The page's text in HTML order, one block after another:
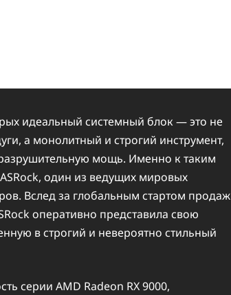
идеальный системный блок — это не
а монолитный и строгий инструмент,
мощь. Именно к таким
один из ведущих мировых
Вслед за глобальным стартом продаж
оперативно представила свою
в строгий и невероятно стильный
серии AMD Radeon RX 9000,